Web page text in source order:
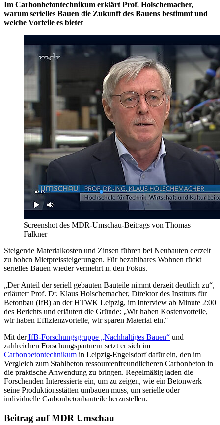
Im Carbonbetontechnikum erklärt Prof. Holschemacher,
warum serielles Bauen die Zukunft des Bauens bestimmt und
welche Vorteile es bietet
Screenshot des MDR-Umschau-Beitrags von Thomas
Falkner
Steigende Materialkosten und Zinsen führen bei Neubauten derzeit
zu hohen Mietpreissteigerungen. Für bezahlbares Wohnen rückt
serielles Bauen wieder vermehrt in den Fokus.
„Der Anteil der seriell gebauten Bauteile nimmt derzeit deutlich zu“,
erläutert Prof. Dr. Klaus Holschemacher, Direktor des Instituts für
Betonbau (IfB) an der HTWK Leipzig, im Interview ab Minute 2:00
des Berichts und erläutert die Gründe: „Wir haben Kostenvorteile,
wir haben Effizienzvorteile, wir sparen Material ein.“
Mit derIfB-Forschungsgruppe „Nachhaltiges Bauen“ und
zahlreichen Forschungspartnern setzt er sich im
Carbonbetontechnikum in Leipzig-Engelsdorf dafür ein, den im
Vergleich zum Stahlbeton ressourcenfreundlicheren Carbonbeton in
die praktische Anwendung zu bringen. Regelmäßig laden die
Forschenden Interessierte ein, um zu zeigen, wie ein Betonwerk
seine Produktionsstätten umbauen muss, um serielle oder
individuelle Carbonbetonbauteile herzustellen.
Beitrag auf MDR Umschau